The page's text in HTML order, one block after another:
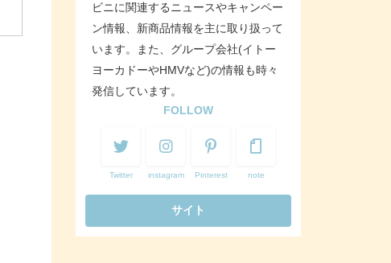
ビニに関連するニュースやキャンペー
ン情報、新商品情報を主に取り扱って
います。また、グループ会社(イトー
ヨーカドーやHMVなど)の情報も時々
発信しています。
FOLLOW
Twitter instagram Pinterest note